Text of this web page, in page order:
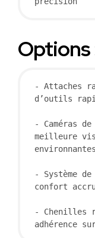
Options
- Attaches
d’outils
- Caméras
meilleure
environnantes
- Système
confort
- Chenilles
adhérence